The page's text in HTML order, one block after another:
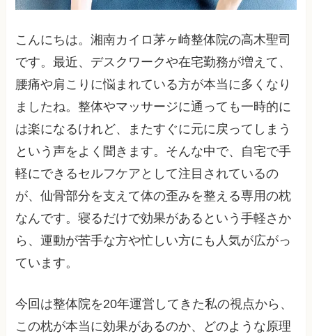
こんにちは。湘南カイロ茅ヶ崎整体院の高木聖司
です。最近、デスクワークや在宅勤務が増えて、
腰痛や肩こりに悩まれている方が本当に多くなり
ましたね。整体やマッサージに通っても一時的に
は楽になるけれど、またすぐに元に戻ってしまう
という声をよく聞きます。そんな中で、自宅で手
軽にできるセルフケアとして注目されているの
が、仙骨部分を支えて体の歪みを整える専用の枕
なんです。寝るだけで効果があるという手軽さか
ら、運動が苦手な方や忙しい方にも人気が広がっ
ています。
今回は整体院を20年運営してきた私の視点から、
この枕が本当に効果があるのか、どのような原理